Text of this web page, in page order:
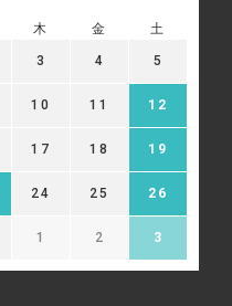
木 金 土
3 4 5
10 11 12
17 18 19
24 25 26
1 2 3